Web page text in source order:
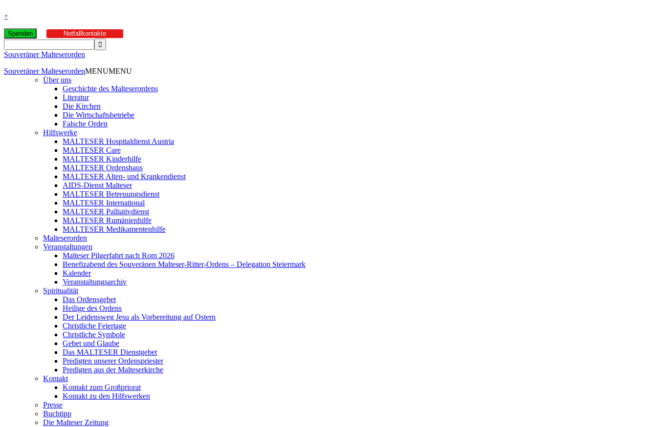
+
Spenden Notfallkontakte
Souveräner Malteserorden
Souveräner MalteserordenMENUMENU
Über uns
Geschichte des Malteserordens
Literatur
Die Kirchen
Die Wirtschaftsbetriebe
Falsche Orden
Hilfswerke
MALTESER Hospitaldienst Austria
MALTESER Care
MALTESER Kinderhilfe
MALTESER Ordenshaus
MALTESER Alten- und Krankendienst
AIDS-Dienst Malteser
MALTESER Betreuungsdienst
MALTESER International
MALTESER Palliativdienst
MALTESER Rumänienhilfe
MALTESER Medikamentenhilfe
Malteserorden
Veranstaltungen
Malteser Pilgerfahrt nach Rom 2026
Benefizabend des Souveränen Malteser-Ritter-Ordens – Delegation Steiermark
Kalender
Veranstaltungsarchiv
Spiritualität
Das Ordensgebet
Heilige des Ordens
Der Leidensweg Jesu als Vorbereitung auf Ostern
Christliche Feiertage
Christliche Symbole
Gebet und Glaube
Das MALTESER Dienstgebet
Predigten unserer Ordenspriester
Predigten aus der Malteserkirche
Kontakt
Kontakt zum Großpriorat
Kontakt zu den Hilfswerken
Presse
Buchtipp
Die Malteser Zeitung